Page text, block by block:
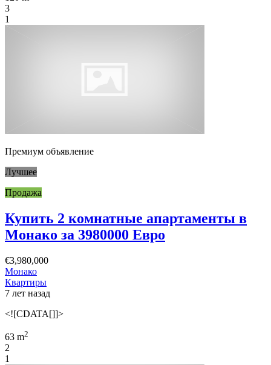
3
1
Премиум объявление
Лучшее
Продажа
Купить 2 комнатные апартаменты в
Монако за 3980000 Евро
€3,980,000
Монако
Квартиры
7 лет назад
<![CDATA[]]>
63 m2
2
1